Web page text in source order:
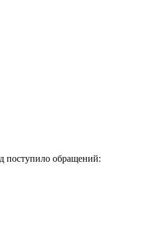
поступило обращений: